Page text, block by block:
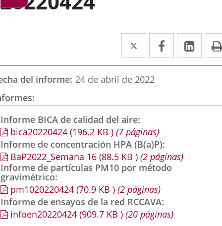
Twitter
Enlace
a
una
externa.
Facebook
Enlace
a
externa.
a
del informe 24 de abril de 2022
Informe BICA de calidad del aire
bica20220424 (196.2 KB ) (7 páginas)
Informe de concentración HPA (B(a)P)
BaP2022_Semana 16 (88.5 KB ) (2 páginas)
Informe de partículas PM10 por método
gravimétrico
pm1020220424 (70.9 KB ) (2 páginas)
Informe de ensayos de la red RCCAVA
infoen20220424 (909.7 KB ) (20 páginas)